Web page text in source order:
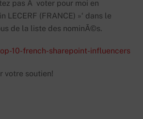
pas Ã voter pour moi en
LECERF (FRANCE) »‘ dans le
de la liste des nominÃ©s.
10-french-sharepoint-influencers
votre soutien!